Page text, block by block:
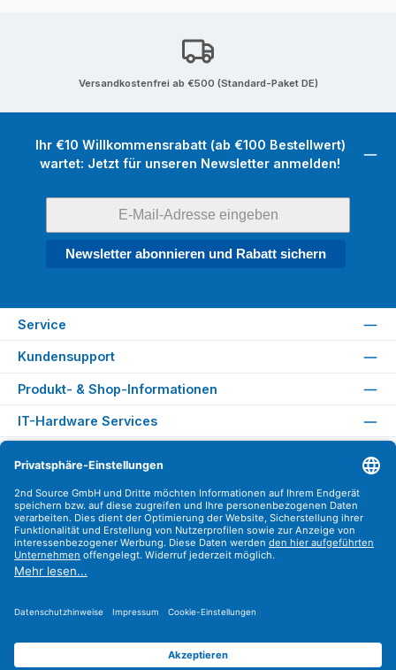
Versandkostenfrei ab €500 (Standard-Paket DE)
Ihr €10 Willkommensrabatt (ab €100 Bestellwert)
wartet: Jetzt für unseren Newsletter anmelden!
Newsletter abonnieren und Rabatt sichern
Service
Kundensupport
Produkt- & Shop-Informationen
IT-Hardware Services
Versandarten
Zahlungsarten
Sicher Einkaufen
Find us on